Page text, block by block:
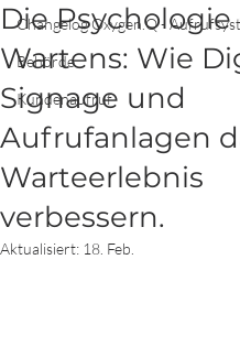
Changelog Oxygen.Q -
Behörde
Kundenaufruf
Die Psychologie
Wartens: Wie
Signage und
Aufrufanlagen
Warteerlebnis
verbessern.
Aktualisiert: 18. Feb.